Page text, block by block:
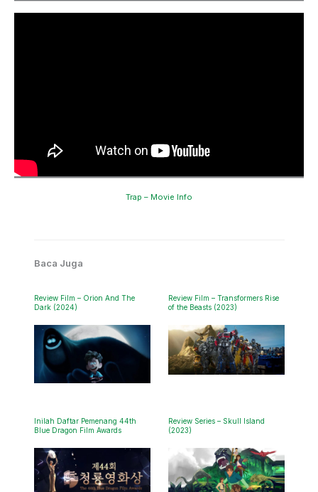
Trap – Movie Info
Baca Juga
Review Film – Orion And The
Dark (2024)
Review Film – Transformers Rise
of the Beasts (2023)
Inilah Daftar Pemenang 44th
Blue Dragon Film Awards
Review Series – Skull Island
(2023)